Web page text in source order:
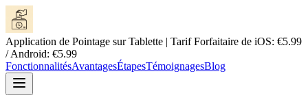
Application de Pointage sur Tablette | Tarif Forfaitaire de iOS: €5.99
/ Android: €5.99
FonctionnalitésAvantagesÉtapesTémoignagesBlog